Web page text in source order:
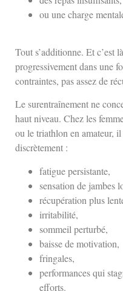
ou une charge
Tout s’additionne. Et c’est
progressivement dans une
contraintes, pas assez de
Le surentraînement ne
haut niveau. Chez les
ou le triathlon en amateur,
discrètement :
fatigue persistante,
sensation de jambes
récupération plus
irritabilité,
sommeil perturbé,
baisse de motivation,
fringales,
performances qui
efforts.